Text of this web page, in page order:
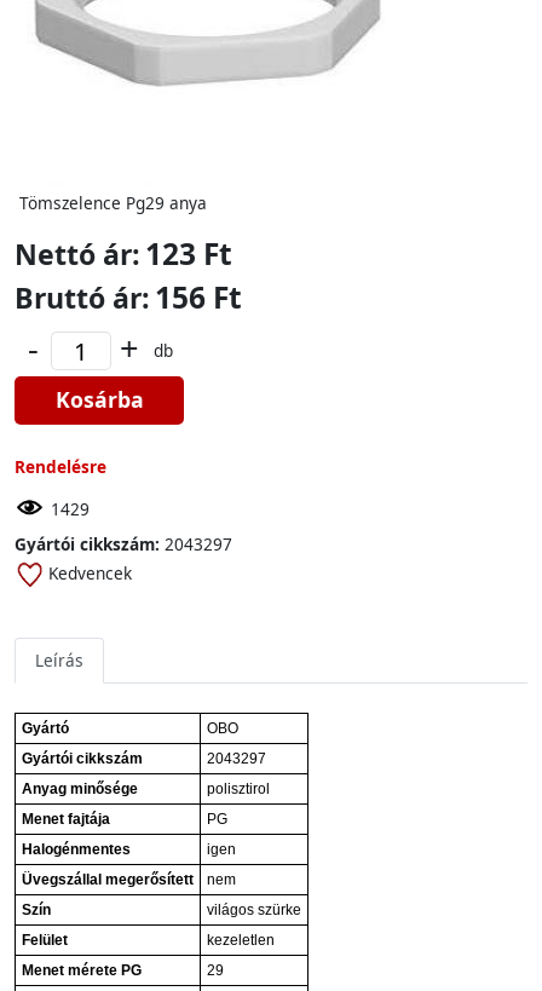
Tömszelence Pg29 anya
Nettó ár:123 Ft
Bruttó ár:156 Ft
- + db
Kosárba
Rendelésre
1429
Gyártói cikkszám: 2043297
Kedvencek
Leírás
Gyártó
OBO
Gyártói cikkszám
2043297
Anyag minősége
polisztirol
Menet fajtája
PG
Halogénmentes
igen
Üvegszállal megerősített
nem
Szín
világos szürke
Felület
kezeletlen
Menet mérete PG
29